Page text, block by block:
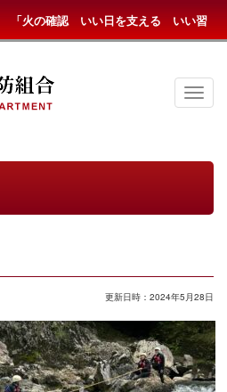
「火の確認 いい日を支える いい習
京
都
組
ニ
ー
更新日時：2024年5月28日